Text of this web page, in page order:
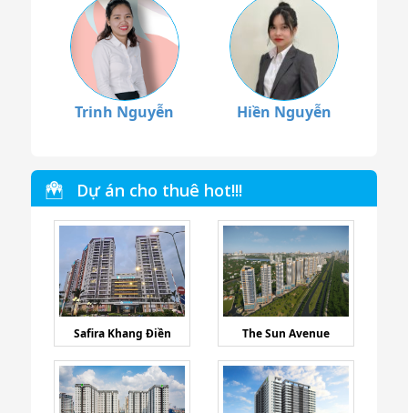
Trinh Nguyễn Hiền Nguyễn
Dự án cho thuê hot!!!
Safira Khang Điền The Sun Avenue